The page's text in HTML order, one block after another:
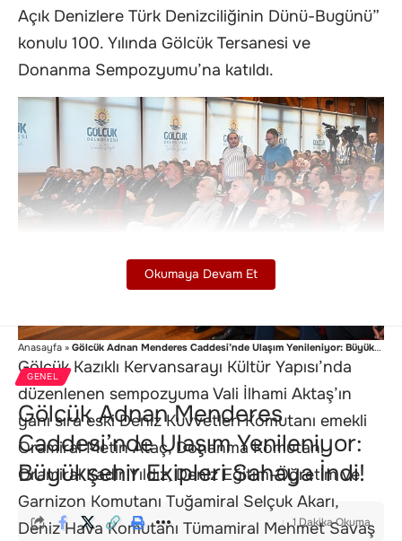
Açık Denizlere Türk Denizciliğinin Dünü-Bugünü”
konulu 100. Yılında Gölcük Tersanesi ve
Donanma Sempozyumu’na katıldı.
Gölcük Kazıklı Kervansarayı Kültür Yapısı’nda
düzenlenen sempozyuma Vali İlhami Aktaş’ın
yanı sıra eski Deniz Kuvvetleri Komutanı emekli
Oramiral Metin Ataç, Donanma Komutanı
Oramiral Kadir Yıldız, Deniz Eğitim-Öğretim ve
Garnizon Komutanı Tuğamiral Selçuk Akarı,
Deniz Hava Komutanı Tümamiral Mehmet Savaş
Okumaya Devam Et
Anasayfa » Gölcük Adnan Menderes Caddesi’nde Ulaşım Yenileniyor: Büyükşehir Ekipleri Sahaya İndi!
GENEL
Gölcük Adnan Menderes
Caddesi’nde Ulaşım Yenileniyor:
Büyükşehir Ekipleri Sahaya İndi!
1 Dakika Okuma